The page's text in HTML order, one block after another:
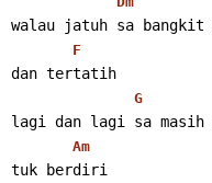
walau jatuh sa bangkit
F
dan tertatih
G
lagi dan lagi sa masih
Am
tuk berdiri